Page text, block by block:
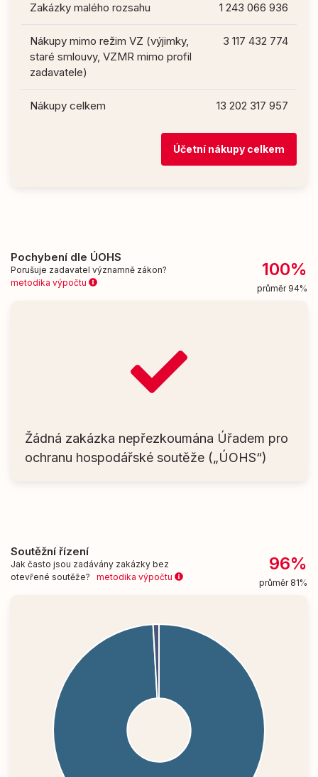
Zakázky malého rozsahu 1 243 066 936
Nákupy mimo režim VZ (výjimky,
staré smlouvy, VZMR mimo profil
zadavatele)
3 117 432 774
Nákupy celkem 13 202 317 957
Účetní nákupy celkem
Pochybení dle ÚOHS
Porušuje zadavatel významně zákon?
metodika výpočtu
100%
průměr 94%
Žádná zakázka nepřezkoumána Úřadem pro
ochranu hospodářské soutěže („ÚOHS“)
Soutěžní řízení
Jak často jsou zadávány zakázky bez
otevřené soutěže? metodika výpočtu
96%
průměr 81%